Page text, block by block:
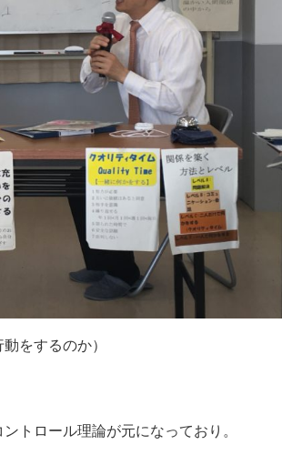
をするのか）
トロール理論が元になっており。